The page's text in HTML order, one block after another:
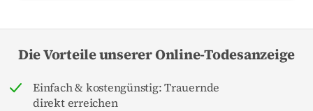
Die Vorteile unserer Online-Todesanzeige
Einfach & kostengünstig: Trauernde
direkt erreichen